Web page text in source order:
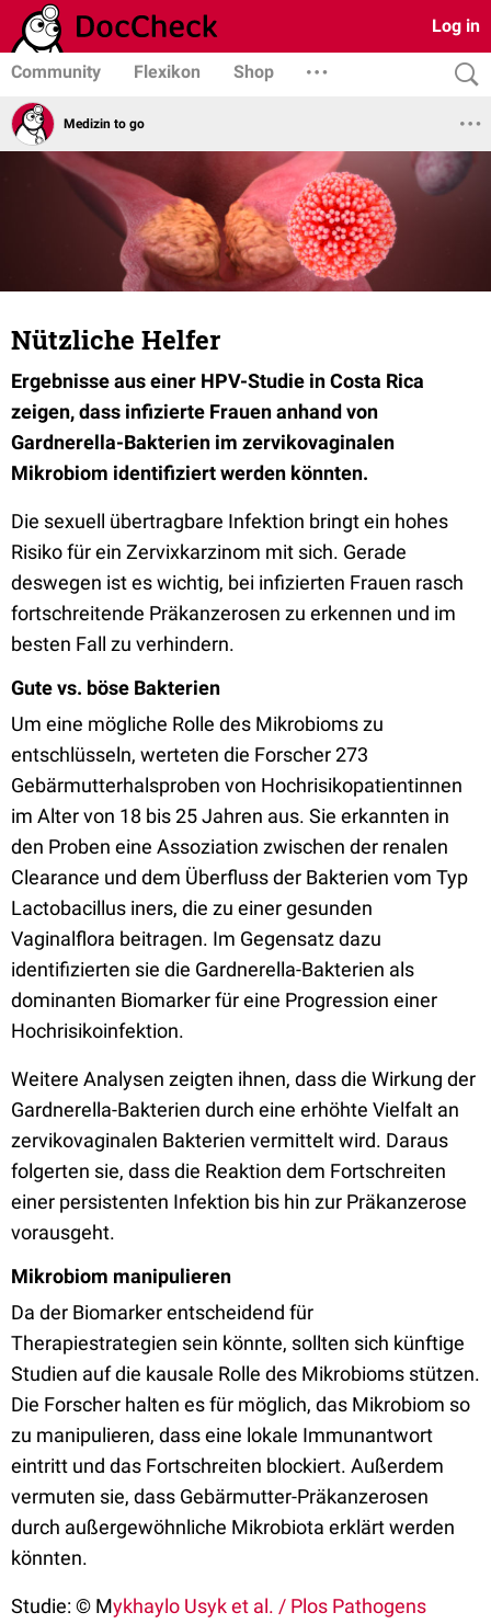
Log in
Community Flexikon Shop
Medizin to go
Nützliche Helfer
Ergebnisse aus einer HPV-Studie in Costa Rica
zeigen, dass infizierte Frauen anhand von
Gardnerella-Bakterien im zervikovaginalen
Mikrobiom identifiziert werden könnten.
Die sexuell übertragbare Infektion bringt ein hohes
Risiko für ein Zervixkarzinom mit sich. Gerade
deswegen ist es wichtig, bei infizierten Frauen rasch
fortschreitende Präkanzerosen zu erkennen und im
besten Fall zu verhindern.
Gute vs. böse Bakterien
Um eine mögliche Rolle des Mikrobioms zu
entschlüsseln, werteten die Forscher 273
Gebärmutterhalsproben von Hochrisikopatientinnen
im Alter von 18 bis 25 Jahren aus. Sie erkannten in
den Proben eine Assoziation zwischen der renalen
Clearance und dem Überfluss der Bakterien vom Typ
Lactobacillus iners, die zu einer gesunden
Vaginalflora beitragen. Im Gegensatz dazu
identifizierten sie die Gardnerella-Bakterien als
dominanten Biomarker für eine Progression einer
Hochrisikoinfektion.
Weitere Analysen zeigten ihnen, dass die Wirkung der
Gardnerella-Bakterien durch eine erhöhte Vielfalt an
zervikovaginalen Bakterien vermittelt wird. Daraus
folgerten sie, dass die Reaktion dem Fortschreiten
einer persistenten Infektion bis hin zur Präkanzerose
vorausgeht.
Mikrobiom manipulieren
Da der Biomarker entscheidend für
Therapiestrategien sein könnte, sollten sich künftige
Studien auf die kausale Rolle des Mikrobioms stützen.
Die Forscher halten es für möglich, das Mikrobiom so
zu manipulieren, dass eine lokale Immunantwort
eintritt und das Fortschreiten blockiert. Außerdem
vermuten sie, dass Gebärmutter-Präkanzerosen
durch außergewöhnliche Mikrobiota erklärt werden
könnten.
Studie: © Mykhaylo Usyk et al. / Plos Pathogens